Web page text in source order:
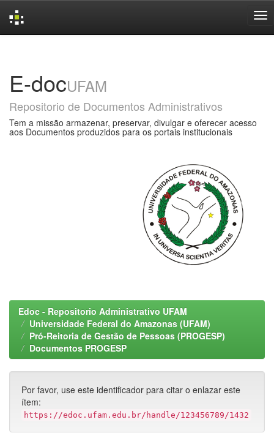
E-docUFAM
Repositorio de Documentos Administrativos
Tem a missão armazenar, preservar, divulgar e oferecer acesso
aos Documentos produzidos para os portais institucionais
Edoc - Repositorio Administrativo UFAM
Universidade Federal do Amazonas (UFAM)
Pró-Reitoria de Gestão de Pessoas (PROGESP)
Documentos PROGESP
Por favor, use este identificador para citar o enlazar este
ítem:
https://edoc.ufam.edu.br/handle/123456789/1432